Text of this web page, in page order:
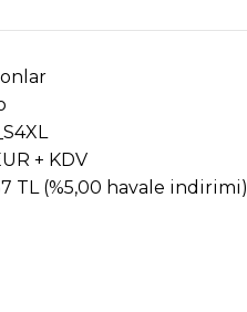
+ KDV
TL (%5,00 havale indirimi)